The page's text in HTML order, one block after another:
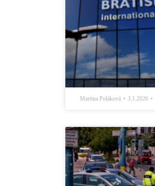
Martina Poláková 3.1.2026